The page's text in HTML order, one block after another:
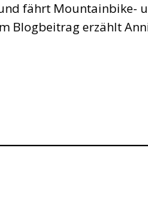
fährt Mountainbike-
Blogbeitrag erzählt